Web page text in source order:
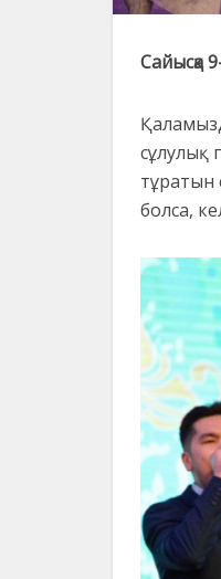
Сайысқа
сұлулық
тұратын
болса,